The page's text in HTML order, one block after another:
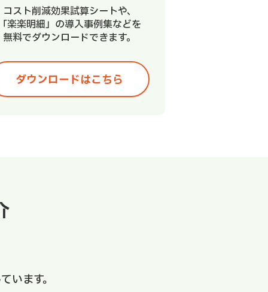
コスト削減効果試算シートや、
「楽楽明細」の導入事例集などを
無料でダウンロードできます。
ダウンロードはこちら
います。